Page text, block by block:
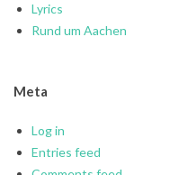
Lyrics
Rund um Aachen
Meta
Log in
Entries feed